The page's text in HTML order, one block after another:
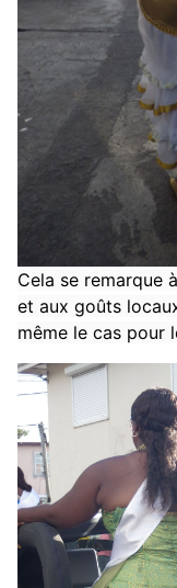
Cela se remarque
et aux goûts
même le cas pour